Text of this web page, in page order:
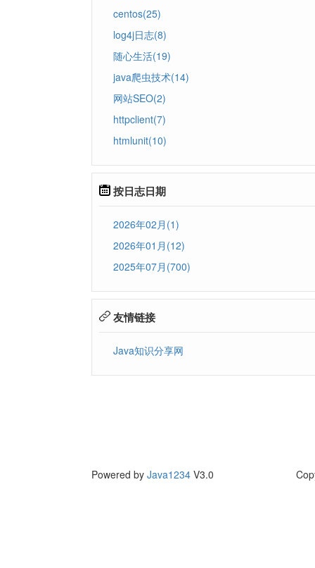
centos(25)
log4j日志(8)
随心生活(19)
java爬虫技术(14)
网站SEO(2)
httpclient(7)
htmlunit(10)
按日志日期
2026年02月(1)
2026年01月(12)
2025年07月(700)
友情链接
Java知识分享网
Powered by Java1234 V3.0